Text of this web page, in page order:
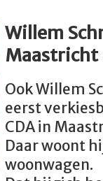
Willem
Maastricht
Ook Willem
eerst
CDA in
Daar woont
woonwagen.